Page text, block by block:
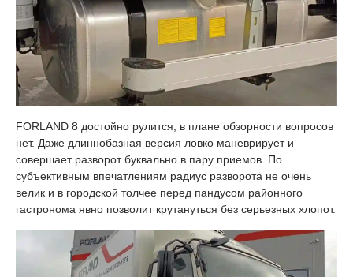
FORLAND 8 достойно рулится, в плане обзорности вопросов
нет. Даже длиннобазная версия ловко маневрирует и
совершает разворот буквально в пару приемов. По
субъективным впечатлениям радиус разворота не очень
велик и в городской толчее перед пандусом районного
гастронома явно позволит крутануться без серьезных хлопот.